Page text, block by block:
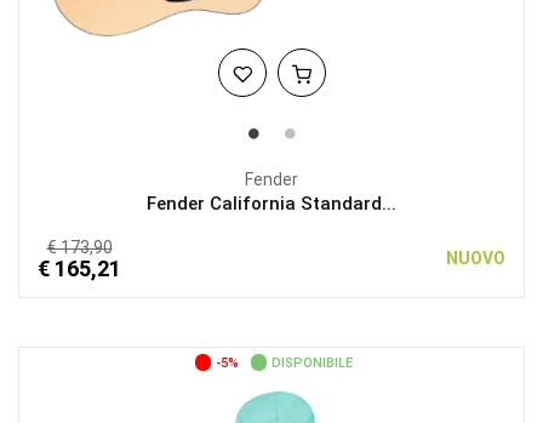
Fender
Fender California Standard...
€ 173,90
€ 165,21 NUOVO
-5% DISPONIBILE